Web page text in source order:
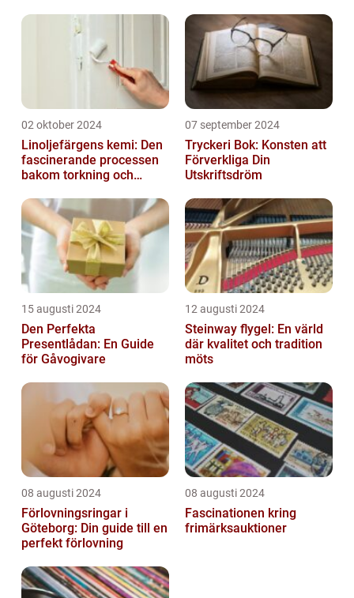
02 oktober 2024
Linoljefärgens kemi: Den
fascinerande processen
bakom torkning och
07 september 2024
Tryckeri Bok: Konsten att
Förverkliga Din
Utskriftsdröm
15 augusti 2024
Den Perfekta
Presentlådan: En Guide
för Gåvogivare
12 augusti 2024
Steinway flygel: En värld
där kvalitet och tradition
möts
08 augusti 2024
Förlovningsringar i
Göteborg: Din guide till en
perfekt förlovning
08 augusti 2024
Fascinationen kring
frimärksauktioner